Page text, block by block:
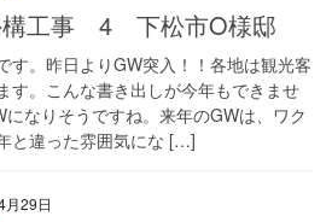
構工事 4 下松市O様邸
す。昨日よりGW突入！！各地は観光客
す。こんな書き出しが今年もできませ
なりそうですね。来年のGWは、ワク
と違った雰囲気にな […]
月29日